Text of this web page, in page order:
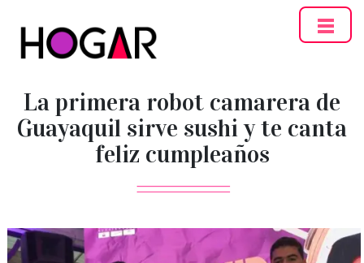
La primera robot camarera de
Guayaquil sirve sushi y te canta
feliz cumpleaños